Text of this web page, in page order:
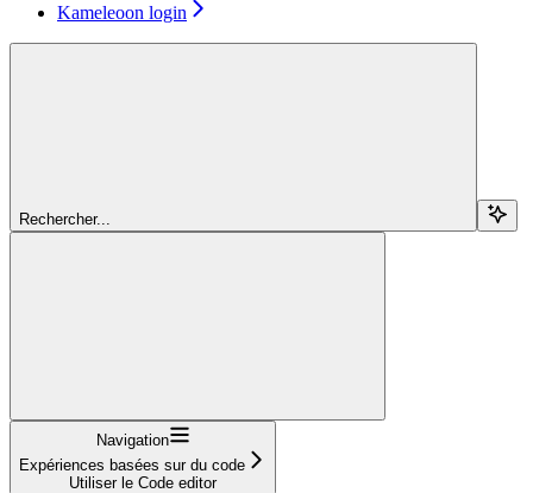
Kameleoon login
Rechercher...
Navigation
Expériences basées sur du code
Utiliser le Code editor